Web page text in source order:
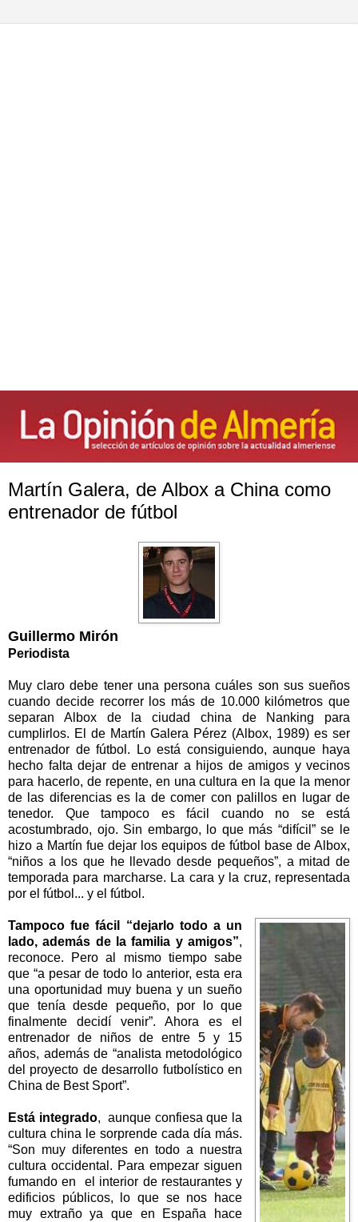
Martín Galera, de Albox a China como
entrenador de fútbol
Guillermo Mirón
Periodista
Muy claro debe tener una persona cuáles son sus sueños
cuando decide recorrer los más de 10.000 kilómetros que
separan Albox de la ciudad china de Nanking para
cumplirlos. El de Martín Galera Pérez (Albox, 1989) es ser
entrenador de fútbol. Lo está consiguiendo, aunque haya
hecho falta dejar de entrenar a hijos de amigos y vecinos
para hacerlo, de repente, en una cultura en la que la menor
de las diferencias es la de comer con palillos en lugar de
tenedor. Que tampoco es fácil cuando no se está
acostumbrado, ojo. Sin embargo, lo que más “difícil” se le
hizo a Martín fue dejar los equipos de fútbol base de Albox,
“niños a los que he llevado desde pequeños”, a mitad de
temporada para marcharse. La cara y la cruz, representada
por el fútbol... y el fútbol.
Tampoco fue fácil “dejarlo todo a un
lado, además de la familia y amigos”,
reconoce. Pero al mismo tiempo sabe
que “a pesar de todo lo anterior, esta era
una oportunidad muy buena y un sueño
que tenía desde pequeño, por lo que
finalmente decidí venir”. Ahora es el
entrenador de niños de entre 5 y 15
años, además de “analista metodológico
del proyecto de desarrollo futbolístico en
China de Best Sport”.
Está integrado, aunque confiesa que la
cultura china le sorprende cada día más.
“Son muy diferentes en todo a nuestra
cultura occidental. Para empezar siguen
fumando en el interior de restaurantes y
edificios públicos, lo que se nos hace
muy extraño ya que en España hace